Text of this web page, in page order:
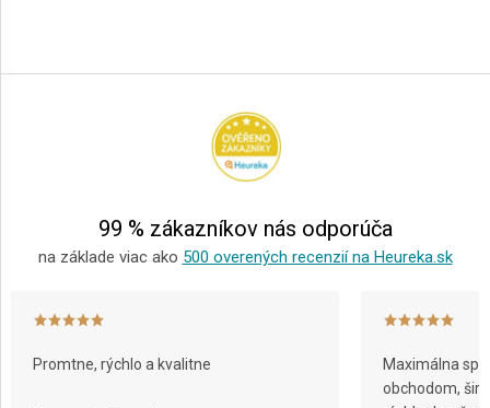
á
99 % zákazníkov nás odporúča
na základe viac ako 500 overených recenzií na Heureka.sk
Promtne, rýchlo a kvalitne
Maximálna
obchodom,